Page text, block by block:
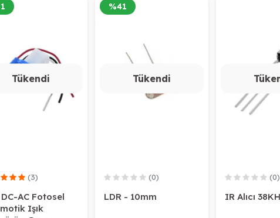
Tükendi
(3)
AC Fotosel
Işık
Tükendi
%41
(0)
LDR - 10mm
(0)
IR Alıcı